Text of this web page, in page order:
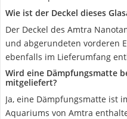
Wie ist der Deckel dieses
Der Deckel des Amtra
und abgerundeten vorderen
ebenfalls im Lieferumfang
Wird eine Dämpfungsmatte
mitgeliefert?
Ja, eine Dämpfungsmatte ist
Aquariums von Amtra